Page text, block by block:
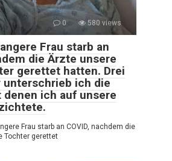
0 580 views
Frau starb an
die Ärzte unsere
gerettet hatten. Drei
unterschrieb ich die
denen ich auf unsere
Frau starb an COVID, nachdem die
Tochter gerettet